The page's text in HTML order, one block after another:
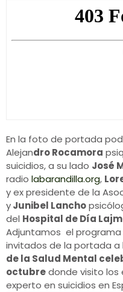
En la foto de portada
Alejandro Rocamora
suicidios, a su lado José
radio labarandilla.org,
y ex presidente de la
yJunibel Lancho
del Hospital de Día
Adjuntamos el
invitados de la portada a
de la Salud Mental
octubredonde visito los
experto en suicidios en